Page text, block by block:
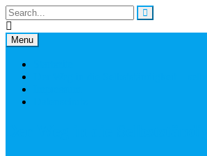
Skip
to
content
Menu